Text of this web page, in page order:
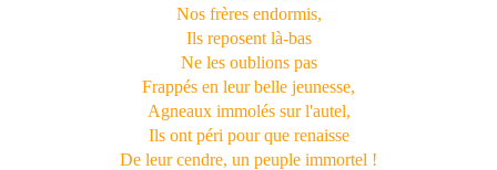
Nos frères endormis,
Ils reposent là-bas
Ne les oublions pas
Frappés en leur belle jeunesse,
Agneaux immolés sur l'autel,
Ils ont péri pour que renaisse
De leur cendre, un peuple immortel !